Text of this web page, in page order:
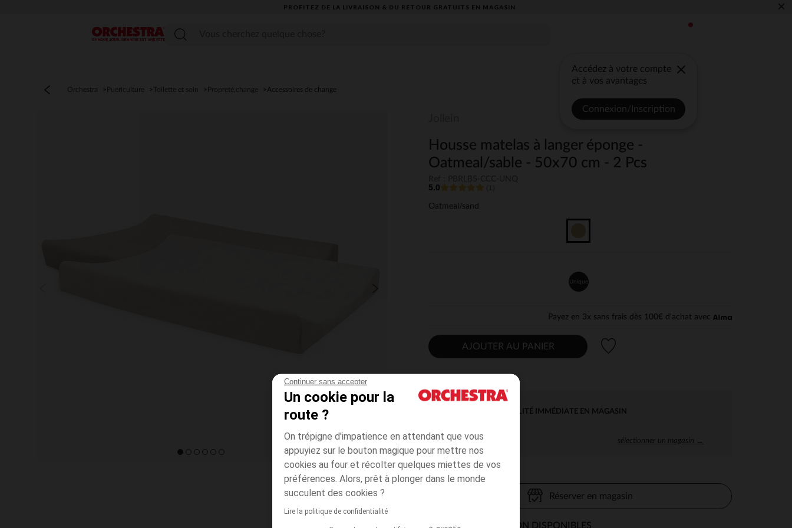
Continuer sans accepter
Un cookie pour la
route ?
On trépigne d'impatience en attendant que vous
appuyiez sur le bouton magique pour mettre nos
cookies au four et récolter quelques miettes de vos
préférences. Alors, prêt à plonger dans le monde
succulent des cookies ?
Lire la politique de confidentialité
PROFITEZ DE LA LIVRAISON & DU RETOUR GRATUITS EN MAGASIN​ ×
Menu
Accédez à votre compte
et à vos avantages
Connexion/Inscription
Orchestra Puériculture Toilette et soin Propreté,change Accessoires de change
Housse matelas à langer éponge -
Oatmeal/sable - 50x70 cm - 2 Pcs
5.0
Oatmeal/sand
Unique
Payez en 3x sans frais dès 100€ d'achat avec
AJOUTER AU PANIER
DISPONIBILITÉ IMMÉDIATE EN MAGASIN
sélectionner un magasin →
Réserver en magasin
MODES DE LIVRAISON DISPONIBLES